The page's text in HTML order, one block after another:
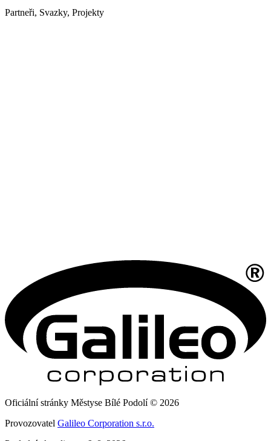
Partneři, Svazky, Projekty
Oficiální stránky Městyse Bílé Podolí © 2026
Provozovatel Galileo Corporation s.r.o.